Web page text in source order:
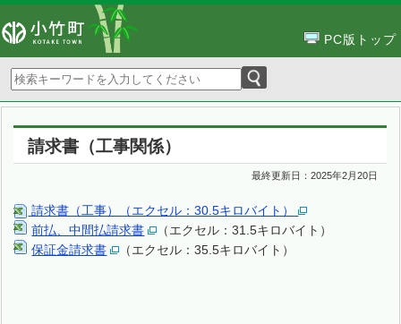
PC版トップ
請求書（工事関係）
最終更新日：2025年2月20日
請求書（工事）（エクセル：30.5キロバイト）
前払、中間払請求書
（エクセル：31.5キロバイト）
保証金請求書
（エクセル：35.5キロバイト）